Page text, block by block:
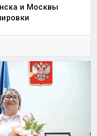
и Москвы